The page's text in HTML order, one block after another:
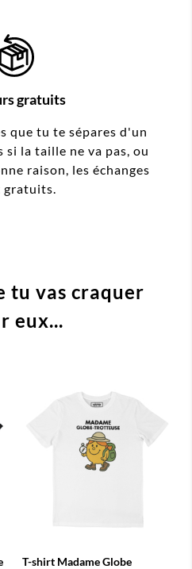
gratuits
que tu te sépares d'un
la taille ne va pas, ou
raison, les échanges
gratuits.
tu vas craquer
eux...
T-shirt Madame Globe